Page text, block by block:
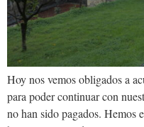
Hoy nos vemos obligados a
para poder continuar con
no han sido pagados. Hemos